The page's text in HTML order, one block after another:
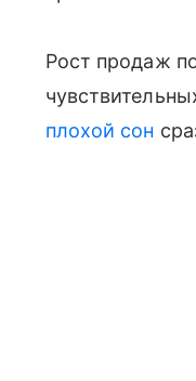
Рост продаж
плохой сон